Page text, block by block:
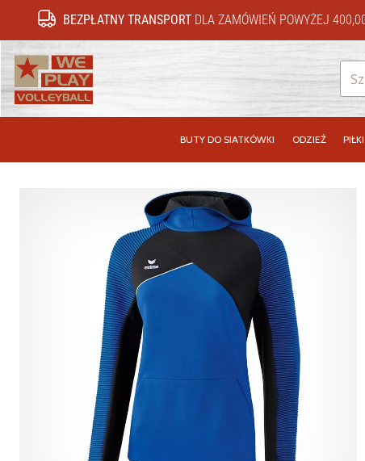
BEZPŁATNY TRANSPORT DLA ZAMÓWIEŃ POWYŻEJ
BUTY DO SIATKÓWKI ODZIEŻ PIŁKI